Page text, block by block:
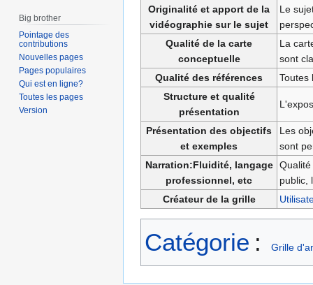
Originalité et apport de la
vidéographie sur le sujet
Le
Qualité de la carte
conceptuelle
La
sont
Qualité des références
Toutes
Structure et qualité
présentation
Présentation des objectifs
et exemples
Les
sont
Narration:Fluidité, langage
professionnel, etc
public,
Créateur de la grille
Catégorie : Grille
Big brother
Pointage des
contributions
Nouvelles pages
Pages populaires
Qui est en ligne?
Toutes les pages
Version